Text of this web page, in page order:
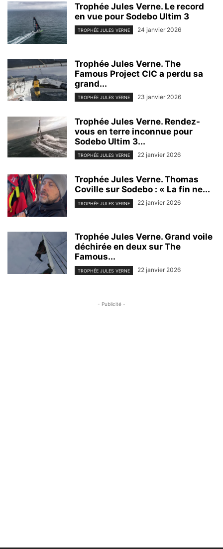
Trophée Jules Verne. Le record
en vue pour Sodebo Ultim 3
TROPHÉE JULES VERNE 24 janvier 2026
Trophée Jules Verne. The
Famous Project CIC a perdu sa
grand...
TROPHÉE JULES VERNE 23 janvier 2026
Trophée Jules Verne. Rendez-
vous en terre inconnue pour
Sodebo Ultim 3...
TROPHÉE JULES VERNE 22 janvier 2026
Trophée Jules Verne. Thomas
Coville sur Sodebo : « La fin ne...
TROPHÉE JULES VERNE 22 janvier 2026
Trophée Jules Verne. Grand voile
déchirée en deux sur The
Famous...
TROPHÉE JULES VERNE 22 janvier 2026
- Publicité -